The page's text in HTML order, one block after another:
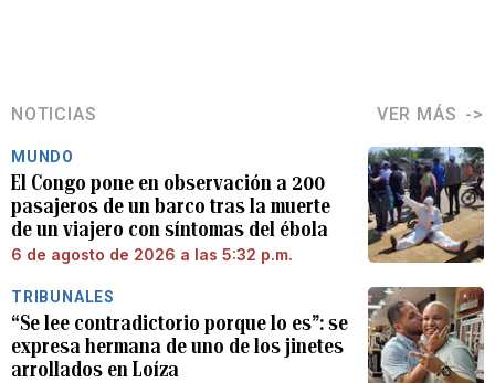
NOTICIAS VER MÁS
MUNDO
El Congo pone en observación a 200
pasajeros de un barco tras la muerte
de un viajero con síntomas del ébola
6 de agosto de 2026 a las 5:32 p.m.
TRIBUNALES
“Se lee contradictorio porque lo es”: se
expresa hermana de uno de los jinetes
arrollados en Loíza